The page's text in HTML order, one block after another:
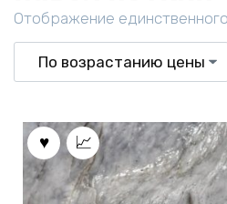
Отображение